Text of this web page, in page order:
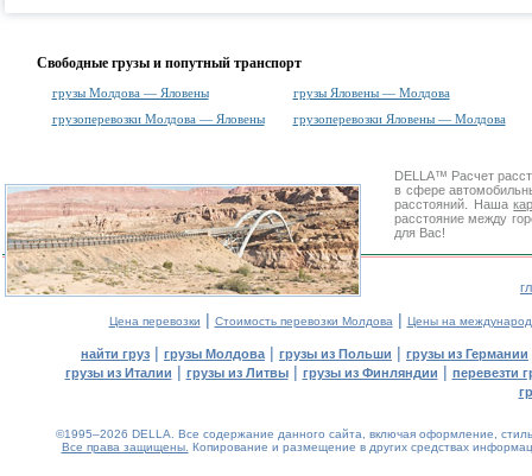
Свободные грузы и попутный транспорт
грузы Молдова — Яловены
грузы Яловены — Молдова
грузоперевозки Молдова — Яловены
грузоперевозки Яловены — Молдова
DELLA™ Расчет
в сфере
расстояний. Наша
расстояние между
для Вас!
Цена перевозки | Стоимость перевозки Молдова | Цены на
найти груз | грузы Молдова | грузы из Польши | грузы из Германии
грузы из Италии | грузы из Литвы| грузы из Финляндии | перевезти
©1995–2026 DELLA. Все содержание данного сайта, включая оформление,
Все права защищены. Копирование и размещение в других средствах